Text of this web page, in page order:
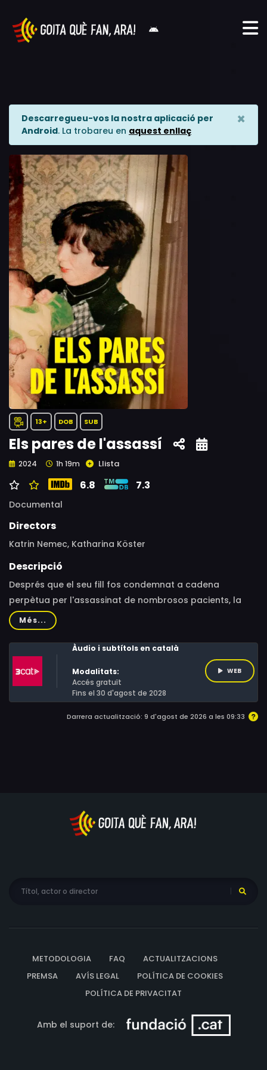
Descarregueu-vos la nostra aplicació per
Android. La trobareu en aquest enllaç
×
13+ DOB SUB
Els pares de l'assassí
2024 1h 19m Llista
6.8 7.3
Documental
Directors
Katrin Nemec, Katharina Köster
Descripció
Després que el seu fill fos condemnat a cadena
perpètua per l'assassinat de nombrosos pacients, la
vida de l'Ulla i el Didi Högel canvia per sempre. Aquest
documental retrata amb cruesa el seu dia a dia: la lluita
per acceptar una veritat amarga i el dilema de com
seguir estimant un fill que ha comès delictes atroços.
Una mirada colpidora sobre els límits de la paternitat.
Més...
Àudio i subtítols en català
Modalitats:
Accés gratuït
Fins el 30 d'agost de 2028
WEB
Darrera actualització: 9 d'agost de 2026 a les 09:33
METODOLOGIA FAQ
ACTUALITZACIONS
PREMSA
AVÍS LEGAL
POLÍTICA DE COOKIES
POLÍTICA DE PRIVACITAT
Amb el suport de: